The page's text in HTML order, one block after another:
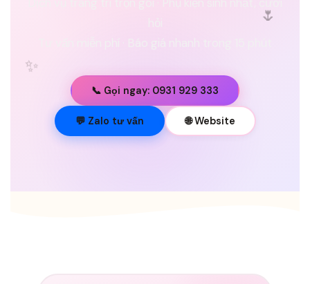
✨
🌷
💐
📞 Gọi ngay: 0931 929 333
💬 Zalo tư vấn 🌐 Website